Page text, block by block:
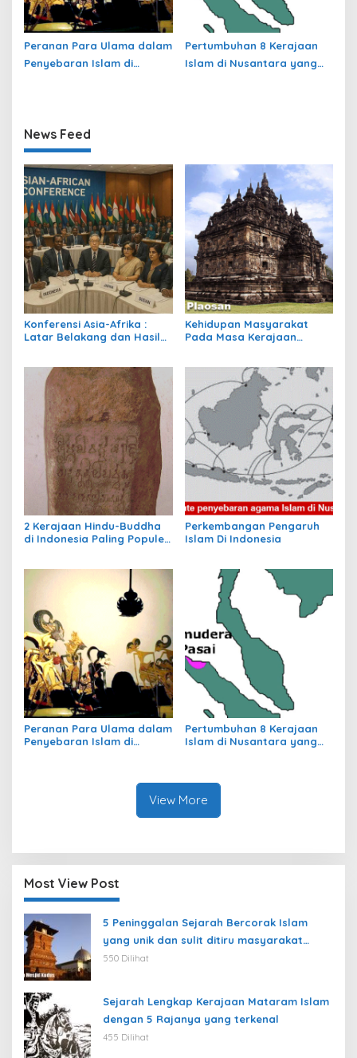
Peranan Para Ulama dalam
Penyebaran Islam di
Pertumbuhan 8 Kerajaan
Islam di Nusantara yang
News Feed
Konferensi Asia-Afrika :
Latar Belakang dan Hasil
Kehidupan Masyarakat
Pada Masa Kerajaan
2 Kerajaan Hindu-Buddha
di Indonesia Paling Populer
Perkembangan Pengaruh
Islam Di Indonesia
Peranan Para Ulama dalam
Penyebaran Islam di
Pertumbuhan 8 Kerajaan
Islam di Nusantara yang
View More
Most View Post
5 Peninggalan Sejarah Bercorak Islam
yang unik dan sulit ditiru masyarakat
modern
550 Dilihat
Sejarah Lengkap Kerajaan Mataram Islam
dengan 5 Rajanya yang terkenal
455 Dilihat